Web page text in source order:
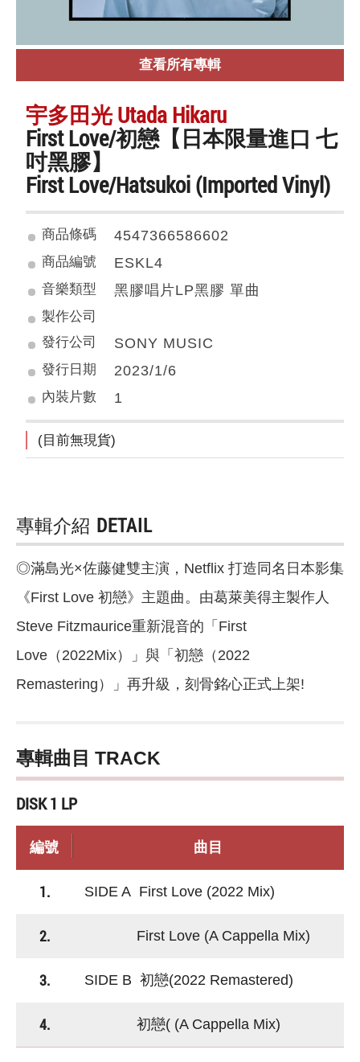
查看所有專輯
宇多田光 Utada Hikaru
First Love/初戀【日本限量進口 七
吋黑膠】
First Love/Hatsukoi (Imported Vinyl)
商品條碼 4547366586602
商品編號 ESKL4
音樂類型 黑膠唱片LP黑膠 單曲
製作公司
發行公司
SONY MUSIC
發行日期 2023/1/6
內裝片數 1
(目前無現貨)
專輯介紹 DETAIL
◎滿島光×佐藤健雙主演，Netflix 打造同名日本影集
《First Love 初戀》主題曲。由葛萊美得主製作人
Steve Fitzmaurice重新混音的「First
Love（2022Mix）」與「初戀（2022
Remastering）」再升級，刻骨銘心正式上架!
專輯曲目 TRACK
DISK 1 LP
編號 曲目
1. SIDE A First Love (2022 Mix)
2. First Love (A Cappella Mix)
3. SIDE B 初戀(2022 Remastered)
4. 初戀( (A Cappella Mix)